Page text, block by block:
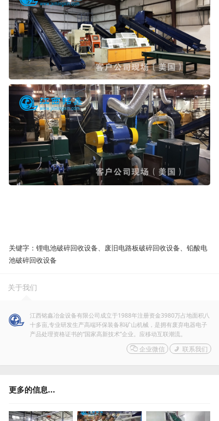
关键字：锂电池破碎回收设备、废旧电路板破碎回收设备、铅酸电
池破碎回收设备
关于我们
江西铭鑫冶金设备有限公司成立于1988年注册资金3980万占地面积八
十多亩,专业研发生产高端环保装备和矿山机械，是拥有废弃电器电子
产品处理资格证书的“国家高新技术”企业。应移动互联潮流。
企业微信  联系我们
更多的信息...